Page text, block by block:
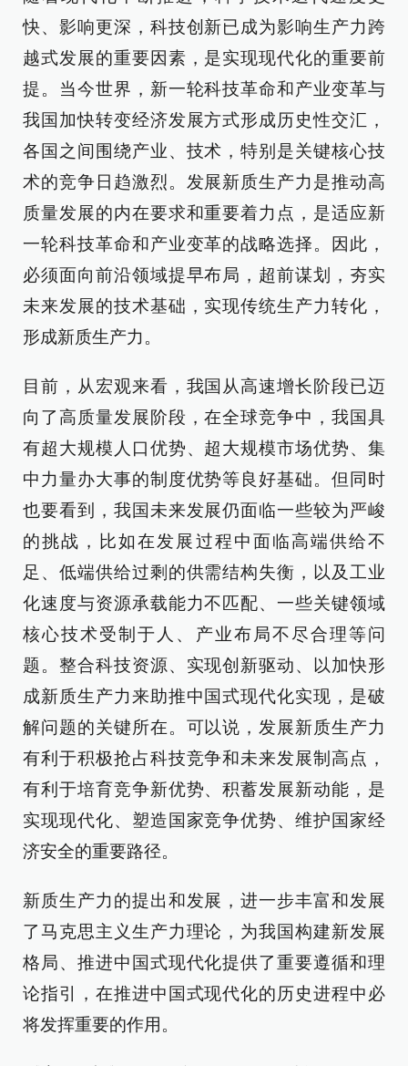
快、影响更深，科技创新已成为影响生产力跨
越式发展的重要因素，是实现现代化的重要前
提。当今世界，新一轮科技革命和产业变革与
我国加快转变经济发展方式形成历史性交汇，
各国之间围绕产业、技术，特别是关键核心技
术的竞争日趋激烈。发展新质生产力是推动高
质量发展的内在要求和重要着力点，是适应新
一轮科技革命和产业变革的战略选择。因此，
必须面向前沿领域提早布局，超前谋划，夯实
未来发展的技术基础，实现传统生产力转化，
形成新质生产力。
目前，从宏观来看，我国从高速增长阶段已迈
向了高质量发展阶段，在全球竞争中，我国具
有超大规模人口优势、超大规模市场优势、集
中力量办大事的制度优势等良好基础。但同时
也要看到，我国未来发展仍面临一些较为严峻
的挑战，比如在发展过程中面临高端供给不
足、低端供给过剩的供需结构失衡，以及工业
化速度与资源承载能力不匹配、一些关键领域
核心技术受制于人、产业布局不尽合理等问
题。整合科技资源、实现创新驱动、以加快形
成新质生产力来助推中国式现代化实现，是破
解问题的关键所在。可以说，发展新质生产力
有利于积极抢占科技竞争和未来发展制高点，
有利于培育竞争新优势、积蓄发展新动能，是
实现现代化、塑造国家竞争优势、维护国家经
济安全的重要路径。
新质生产力的提出和发展，进一步丰富和发展
了马克思主义生产力理论，为我国构建新发展
格局、推进中国式现代化提供了重要遵循和理
论指引，在推进中国式现代化的历史进程中必
将发挥重要的作用。